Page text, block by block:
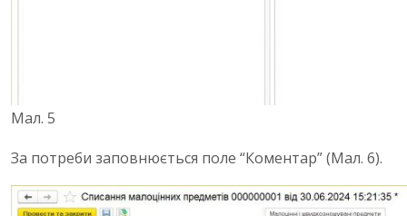
Мал. 5
За потреби заповнюється поле “Коментар” (Мал. 6).